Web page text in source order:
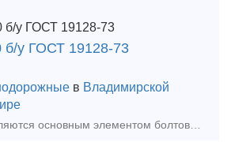
б/у ГОСТ 19128-73
в Владимирской
Накладки 1р-50 являются основным элементом болтовых стыков. Данное изделие имеет три отверстия d26 и три отверстия под стыковой болт. Накладка 1Р50 используется для скрепления с